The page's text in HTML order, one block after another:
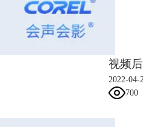
PR即Premiere，是Adobe公司开发的
广泛的应用在广告制作、电视节目制
其优势就是使用范围广，网上教学比
2022-04-
700